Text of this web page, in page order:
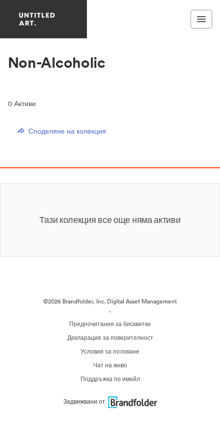
Non-Alcoholic
0 Активи
Споделяне на колекция
Тази колекция все още няма активи
©2026 Brandfolder, Inc. Digital Asset Management
·
Предпочитания за бисквитки
Декларация за поверителност
Условия за ползване
Чат на живо
Поддръжка по имейл
Задвижвани от